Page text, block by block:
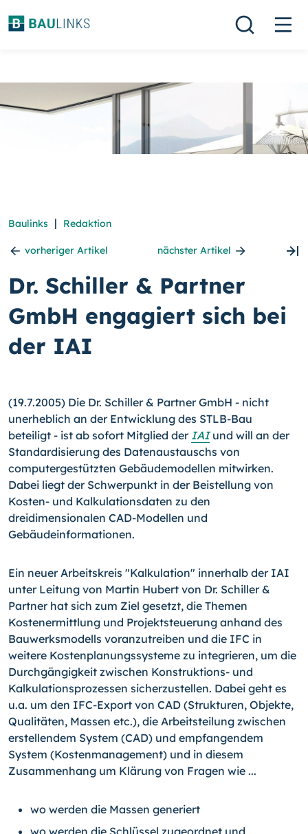
Baulinks | Redaktion
vorheriger Artikel nächster Artikel
Dr. Schiller & Partner
GmbH engagiert sich bei
der IAI
(19.7.2005) Die Dr. Schiller & Partner GmbH - nicht
unerheblich an der Entwicklung des STLB-Bau
beteiligt - ist ab sofort Mitglied der IAIund will an der
Standardisierung des Datenaustauschs von
computergestützten Gebäudemodellen mitwirken.
Dabei liegt der Schwerpunkt in der Beistellung von
Kosten- und Kalkulationsdaten zu den
dreidimensionalen CAD-Modellen und
Gebäudeinformationen.
Ein neuer Arbeitskreis "Kalkulation" innerhalb der IAI
unter Leitung von Martin Hubert von Dr. Schiller &
Partner hat sich zum Ziel gesetzt, die Themen
Kostenermittlung und Projektsteuerung anhand des
Bauwerksmodells voranzutreiben und die IFC in
weitere Kostenplanungssysteme zu integrieren, um die
Durchgängigkeit zwischen Konstruktions- und
Kalkulationsprozessen sicherzustellen. Dabei geht es
u.a. um den IFC-Export von CAD (Strukturen, Objekte,
Qualitäten, Massen etc.), die Arbeitsteilung zwischen
erstellendem System (CAD) und empfangendem
System (Kostenmanagement) und in diesem
Zusammenhang um Klärung von Fragen wie ...
wo werden die Massen generiert